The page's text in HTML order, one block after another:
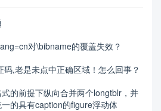
对\bibname的覆盖失效？
码,老是未点中正确区域！怎么回事？
的前提下纵向合并两个longtblr，并
的具有caption的figure浮动体